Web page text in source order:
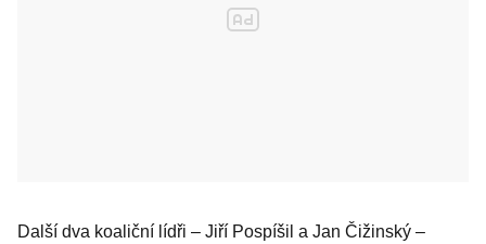
Další dva koaliční lídři – Jiří Pospíšil a Jan Čižinský –